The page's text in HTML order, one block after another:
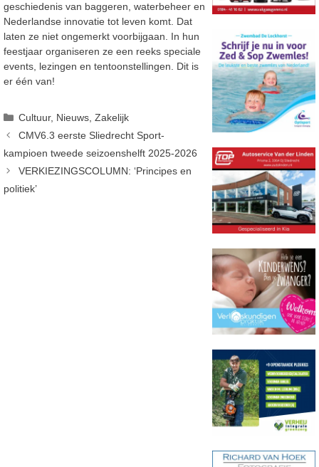
geschiedenis van baggeren, waterbeheer en
Nederlandse innovatie tot leven komt. Dat
laten ze niet ongemerkt voorbijgaan. In hun
feestjaar organiseren ze een reeks speciale
events, lezingen en tentoonstellingen. Dit is
er één van!
Categorieën
Cultuur, Nieuws,Zakelijk
CMV6.3 eerste Sliedrecht Sport-
kampioen tweede seizoenshelft 2025-2026
VERKIEZINGSCOLUMN: ‘Principes en
politiek’